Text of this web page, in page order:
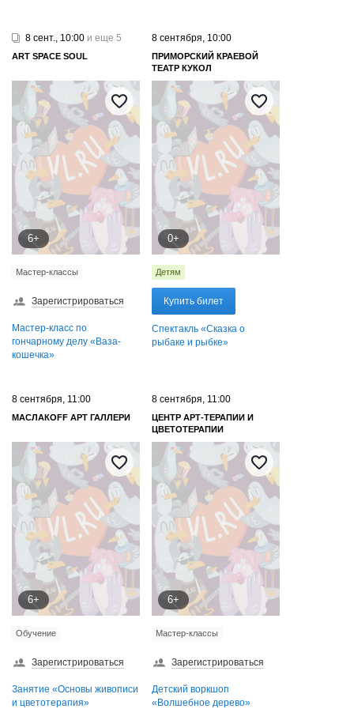
8 сент., 10:00 и еще 5
ART SPAСE SOUL
6+
Мастер-классы
Зарегистрироваться
Мастер-класс по
гончарному делу «Ваза-
кошечка»
8 сентября, 10:00
ПРИМОРСКИЙ КРАЕВОЙ
ТЕАТР КУКОЛ
0+
Детям
Купить билет
Спектакль «Сказка о
рыбаке и рыбке»
8 сентября, 11:00
МАСЛАКOFF АРТ ГАЛЛЕРИ
6+
Обучение
Зарегистрироваться
Занятие «Основы живописи
и цветотерапия»
8 сентября, 11:00
ЦЕНТР АРТ-ТЕРАПИИ И
ЦВЕТОТЕРАПИИ
6+
Мастер-классы
Зарегистрироваться
Детский воркшоп
«Волшебное дерево»